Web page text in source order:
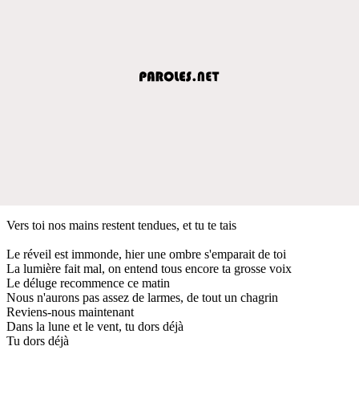
Vers toi nos mains restent tendues, et tu te tais
Le réveil est immonde, hier une ombre s'emparait de toi
La lumière fait mal, on entend tous encore ta grosse voix
Le déluge recommence ce matin
Nous n'aurons pas assez de larmes, de tout un chagrin
Reviens-nous maintenant
Dans la lune et le vent, tu dors déjà
Tu dors déjà